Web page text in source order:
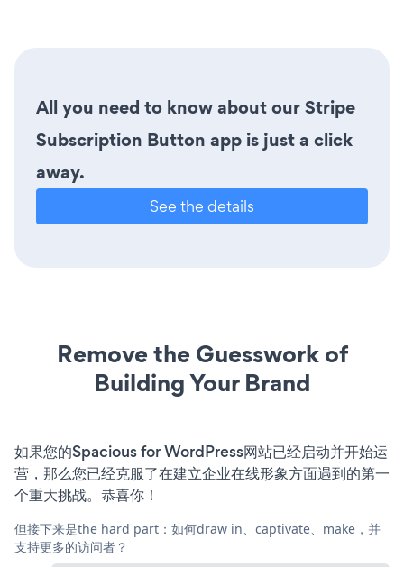
All you need to know about our Stripe
Subscription Button app is just a click
away.
See the details
Remove the Guesswork of
Building Your Brand
如果您的Spacious for WordPress网站已经启动并开始运
营，那么您已经克服了在建立企业在线形象方面遇到的第一
个重大挑战。恭喜你！
但接下来是the hard part：如何draw in、captivate、make，并
支持更多的访问者？